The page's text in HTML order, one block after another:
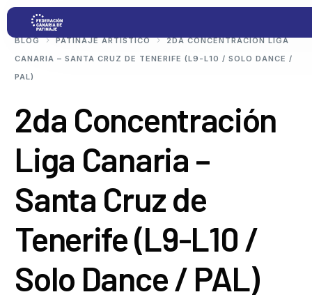
BLOG PATINAJE ARTÍSTICO
2DA CONCENTRACIÓN LIGA
CANARIA – SANTA CRUZ DE TENERIFE (L9-L10 / SOLO DANCE /
PAL)
2da Concentración
Liga Canaria –
Santa Cruz de
Tenerife (L9-L10 /
Solo Dance / PAL)
Competiciones
Clubs
Transparencia
Documentación
Blog